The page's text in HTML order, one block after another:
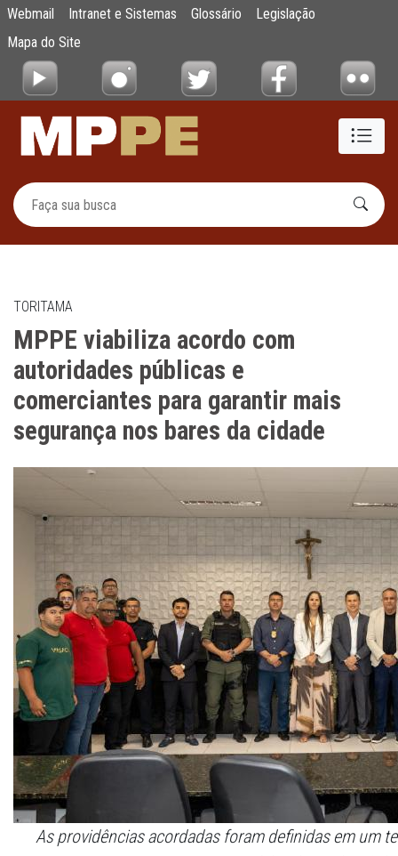
Pular para o Conteúdo principal
MPPE viabiliza acordo com autoridades
Webmail Intranet e Sistemas Glossário
Legislação
Mapa do Site
TORITAMA
MPPE viabiliza acordo com
autoridades públicas e
comerciantes para garantir mais
segurança nos bares da cidade
As providências acordadas foram definidas em um